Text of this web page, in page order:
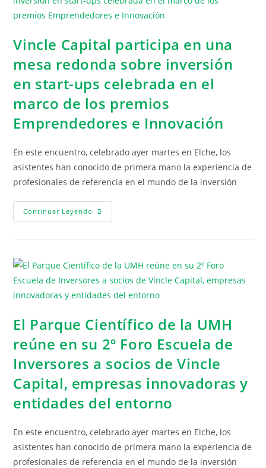
Vincle Capital participa en una
mesa redonda sobre inversión
en start-ups celebrada en el
marco de los premios
Emprendedores e Innovación
En este encuentro, celebrado ayer martes en Elche, los
asistentes han conocido de primera mano la experiencia de
profesionales de referencia en el mundo de la inversión
Continuar Leyendo
El Parque Científico de la UMH
reúne en su 2º Foro Escuela de
Inversores a socios de Vincle
Capital, empresas innovadoras y
entidades del entorno
En este encuentro, celebrado ayer martes en Elche, los
asistentes han conocido de primera mano la experiencia de
profesionales de referencia en el mundo de la inversión